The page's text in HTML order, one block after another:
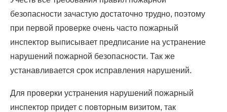
безопасности зачастую достаточно трудно, поэтому
при первой проверке очень часто пожарный
инспектор выписывает предписание на устранение
нарушений пожарной безопасности. Так же
устанавливается срок исправления нарушений.
Для проверки устранения нарушений пожарный
инспектор придет с повторным визитом, так